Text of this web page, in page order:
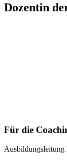
Dozentin
Für die
Ausbildungsleitung